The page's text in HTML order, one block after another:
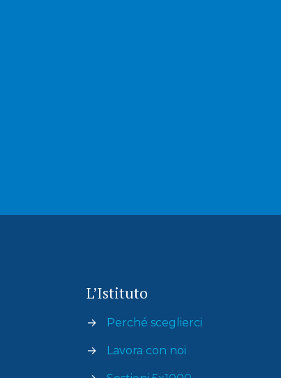
L’Istituto
→ Perché sceglierci
→ Lavora con noi